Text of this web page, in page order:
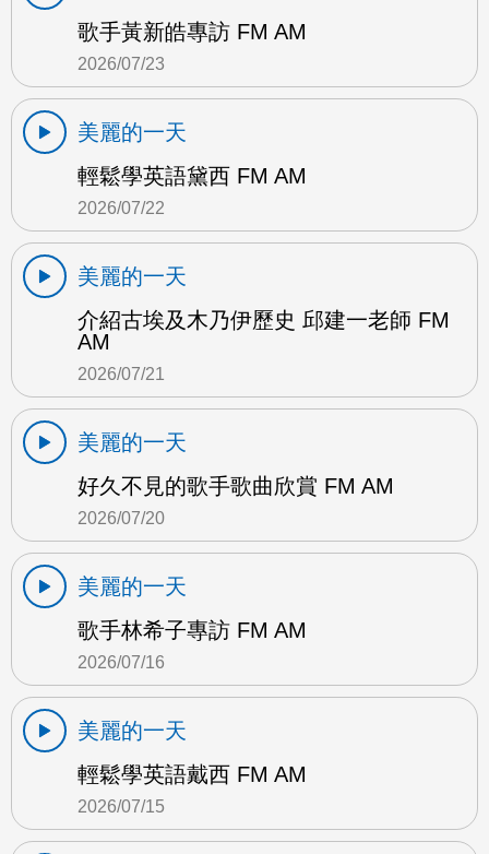
歌手黃新皓專訪 FM AM
2026/07/23
美麗的一天
輕鬆學英語黛西 FM AM
2026/07/22
美麗的一天
介紹古埃及木乃伊歷史 邱建一老師 FM
AM
2026/07/21
美麗的一天
好久不見的歌手歌曲欣賞 FM AM
2026/07/20
美麗的一天
歌手林希子專訪 FM AM
2026/07/16
美麗的一天
輕鬆學英語戴西 FM AM
2026/07/15